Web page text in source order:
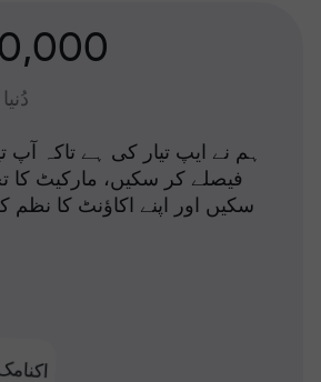
ہم نے ایپ تیار کی ہے تاکہ آپ
فیصلے کر سکیں، مارکیٹ کا
سکیں اور اپنے اکاؤنٹ کا نظم